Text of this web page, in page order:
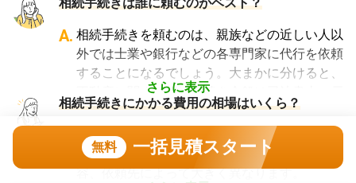
ていない人にとっては専門外となります。
よって、相続手続きを専門に行っている士業
や、相続手続きの実績が多数ある士業を選ぶこ
とが、スムーズで間違いのない相続手続きのた
めに非常に重要になります。
相続費用見積ガイドでは、相続手続きに強い経
が可能です。専門家選びでお困りの方は、まず
は一括見積依頼からお問合せ ください。
借金なども含めた亡くなった人の財産を配偶者
や子どもなどの相続人に引き継ぐ手続きのこと
です。相続手続きが大変と言われるのは、その
複雑さや手続きの多さにあります。加えて役所
や銀行などに出向くことも多いことから時間も
手間もかかります。専門家に任せればそういっ
た煩わしさを大幅に減らすことができます。
相続手続きは誰に頼むのがベスト？
さらに表示
A. 相続手続きを頼むのは、親族などの近しい人以
外では士業や銀行などの各専門家に代行を依頼
することになるでしょう。大まかに分けると、
不動産に関する相続手続き全般は司法書士、戸
籍謄本の収集、預貯金口座・車などの名義変更
手続きを任せたい場合は行政書士、相続税申告
や節税対策の検討は税理士、相続人の間で争い
やトラブルになっている場合は弁護士というよ
相続手続きにかかる費用の相場はいくら？
相続手続きにかかる費用は、相続人の数や相続
財産などお客様ごとのご状況と、依頼する内
容、依頼先によって大きく異なります。
無料 一括見積スタート